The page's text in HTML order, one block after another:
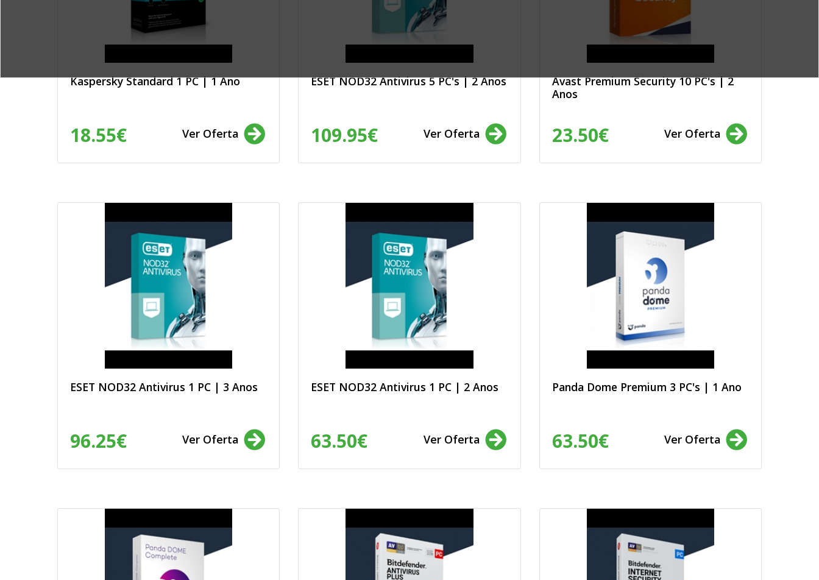
Kaspersky Standard 1 PC | 1 Ano
18.55€ Ver Oferta
ESET NOD32 Antivirus 5 PC's | 2 Anos
109.95€ Ver Oferta
Avast Premium Security 10 PC's | 2
Anos
23.50€ Ver Oferta
ESET NOD32 Antivirus 1 PC | 3 Anos
96.25€ Ver Oferta
ESET NOD32 Antivirus 1 PC | 2 Anos
63.50€ Ver Oferta
Panda Dome Premium 3 PC's | 1 Ano
63.50€ Ver Oferta
hobbies, comunicação e entretenimento, jogos, lotarias
e concursos.
Ofertas no sector do grande consumo: electrónica,
Serviços e conteúdos da área de saúde, cuidado
pessoal e estética
Prestação de serviços
Segurança e alarmes
Estudos de mercado / Desenvolvimento e ensaios de
Educação
Alfa Energia, Audax Energia, Axpo Energia, Beiragás,
Energy, Eletricidade dos Açores, Eletricidade da
Madeira,Energia Simples, HEN Energia, JafPlus,
Lisboagás, Lógica Energy, Luzboa, LuziGás, Medigás,
Muon, Naturgy, OZ Energia, Portgás, PT Live, Rolear Viva,
Setgás, Sonorgás, Tagus Gás, Ylce).
Organizações Não Governamentais: produtos e
serviços relacionados com ONGs.
Entendo que estes dados pessoais sejam sujeitos a
processos de uniformização, de forma a garantir o
perfeito funcionamento das bases de dados e a evitar o
envio de informações que não sejam úteis. Assim,
declaro que estes dados pessoais são verdadeiros e
que sou maior de 18 anos. Confirmo que li e aceito a
Política de Privacidade.